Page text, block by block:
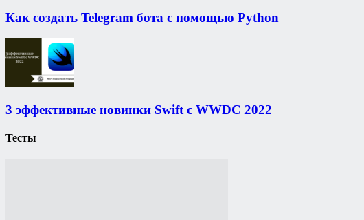
Как создать Telegram бота с помощью Python
3 эффективные новинки Swift с WWDC 2022
Тесты